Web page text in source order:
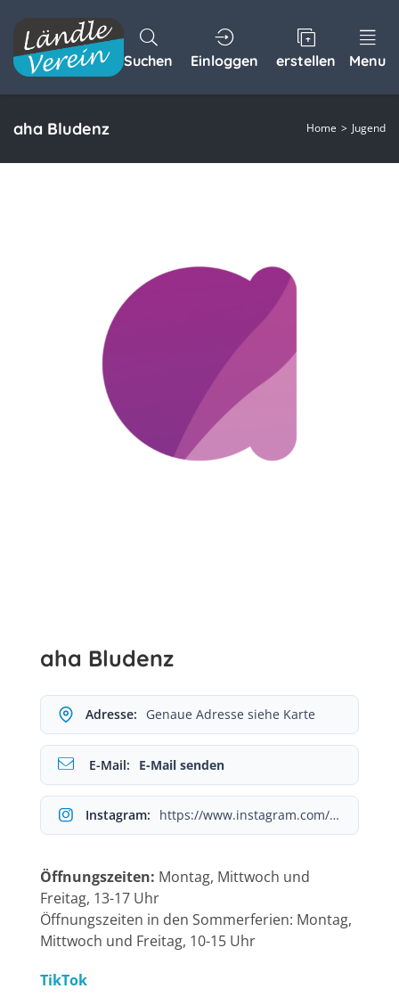
Suchen Einloggen erstellen Menu
aha Bludenz Home Jugend
aha Bludenz
Adresse: Genaue Adresse siehe Karte
E-Mail: E-Mail senden
Instagram: https://www.instagram.com/aha_jugendinfo/
Öffnungszeiten: Montag, Mittwoch und
Freitag, 13-17 Uhr
Öffnungszeiten in den Sommerferien: Montag,
Mittwoch und Freitag, 10-15 Uhr
TikTok